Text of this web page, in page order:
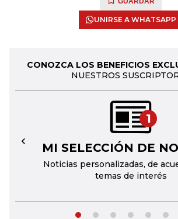
UNIRSE A WHATSAPP
CONOZCA LOS BENEFICIOS
NUESTROS
1
MI SELECCIÓN DE
Noticias personalizadas, de
temas de interés
←